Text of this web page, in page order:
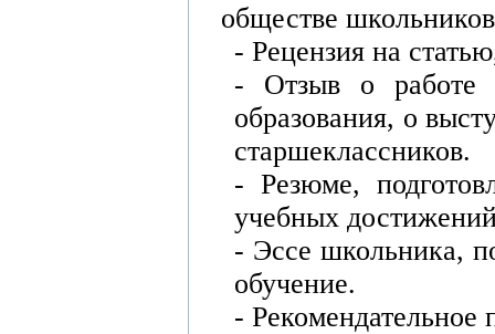
обществе
- Рецензия на
- Отзыв о работе
образования, о
старшеклассников.
- Резюме,
учебных
- Эссе школьника,
обучение.
-